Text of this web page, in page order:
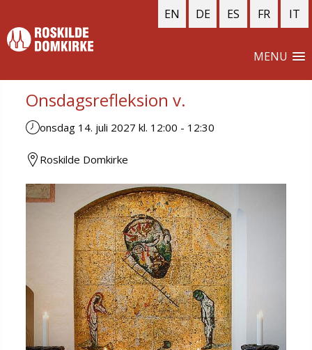
IT
FR
ES
DE
EN
MENU
Onsdagsrefleksion v.
onsdag 14. juli 2027 kl. 12:00 - 12:30
Roskilde Domkirke